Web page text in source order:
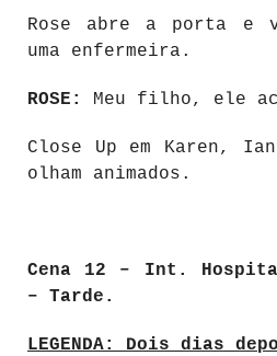
Rose abre a porta e
uma enfermeira.
ROSE: Meu filho, ele
Close Up em Karen,
olham animados.
Cena 12 – Int.
– Tarde.
LEGENDA: Dois dias